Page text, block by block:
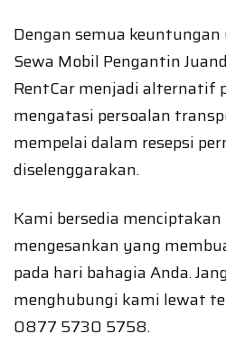
Dengan semua
Sewa Mobil Pengantin
RentCar menjadi
mengatasi persoalan
mempelai dalam resepsi
diselenggarakan.
Kami bersedia
mengesankan yang
pada hari bahagia Anda.
menghubungi kami lewat
0877 5730 5758.